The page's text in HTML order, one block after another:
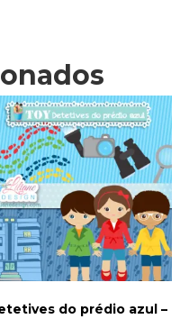
do prédio azul –